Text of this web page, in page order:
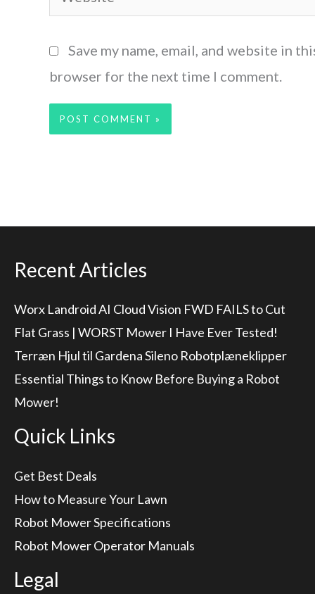
Save my name, email, and website in
browser for the next time I comment.
Recent Articles
Worx Landroid AI Cloud Vision FWD FAILS to Cut
Flat Grass | WORST Mower I Have Ever Tested!
Terræn Hjul til Gardena Sileno Robotplæneklipper
Essential Things to Know Before Buying a Robot
Mower!
Quick Links
Get Best Deals
How to Measure Your Lawn
Robot Mower Specifications
Robot Mower Operator Manuals
Legal